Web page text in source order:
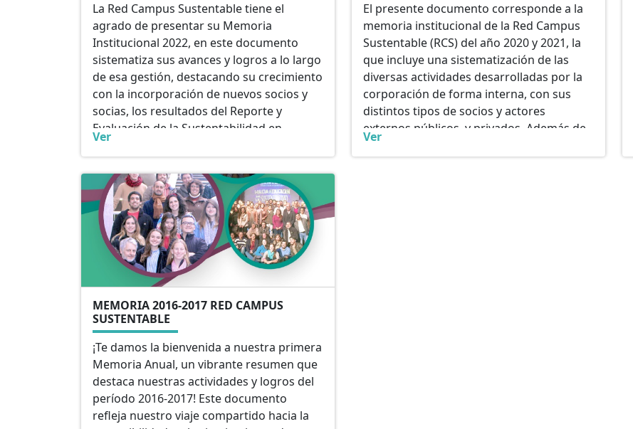
La Red Campus Sustentable tiene el
agrado de presentar su Memoria
Institucional 2022, en este documento
sistematiza sus avances y logros a lo largo
de esa gestión, destacando su crecimiento
con la incorporación de nuevos socios y
socias, los resultados del Reporte y
Evaluación de la Sustentabilidad en
Instituciones de Educación Superior
(RESIES), la implementación del segundo
Acuerdo de Producción Limpia (APL II), el
avance de sus grupos de trabajo, además
de una serie de reuniones, encuentros y
seminarios encaminados a fortalecer los
objetivos de la organización.
Ver
El presente documento corresponde a la
memoria institucional de la Red Campus
Sustentable (RCS) del año 2020 y 2021, la
que incluye una sistematización de las
diversas actividades desarrolladas por la
corporación de forma interna, con sus
distintos tipos de socios y actores
externos públicos, y privados. Además de
un resumen de los avances en
el área de Comunicaciones.
Ver
MEMORIA 2016-2017 RED CAMPUS
SUSTENTABLE
¡Te damos la bienvenida a nuestra primera
Memoria Anual, un vibrante resumen que
destaca nuestras actividades y logros del
período 2016-2017! Este documento
refleja nuestro viaje compartido hacia la